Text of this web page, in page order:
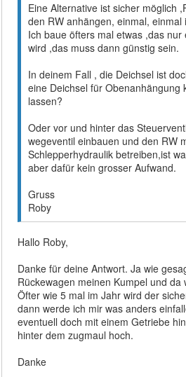
Eine Alternative ist sicher möglich
den RW anhängen, einmal, einmal
Ich baue öfters mal etwas ,das
wird ,das muss dann günstig sein.
In deinem Fall , die Deichsel ist
eine Deichsel für Obenanhängung
lassen?
Oder vor und hinter das
wegeventil einbauen und den RW
Schlepperhydraulik betreiben,ist
aber dafür kein grosser Aufwand.
Gruss
Roby
Hallo Roby,
Danke für deine Antwort. Ja wie
Rückewagen meinen Kumpel und da
Öfter wie 5 mal im Jahr wird der
dann werde ich mir was anders
eventuell doch mit einem Getriebe
hinter dem zugmaul hoch.
Danke